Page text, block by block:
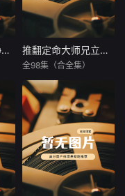
言灵一诺，岁岁静安 Ai漫剧 推翻定命大师兄立新规 Ai漫剧
暂无内容
推翻定命大师兄立新规 Ai漫剧
全98集（合全集）